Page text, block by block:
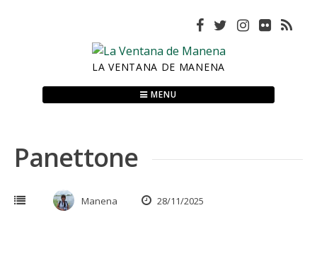
LA VENTANA DE MANENA
MENU
Panettone
Manena 28/11/2025